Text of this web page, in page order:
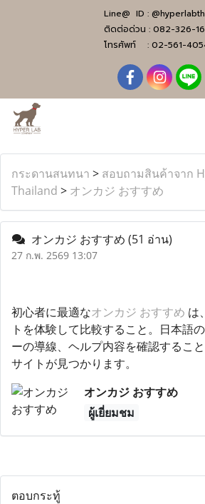
Line@ ID : @hyperlabth
ติดต่อด่วน : 082-326-
โทรศัพท์ : 02-561-
กระดานสนทนา > สอบถามสินค้าจาก
Thailand > オンカジ おすすめ
オンカジ おすすめ (51 อ่าน)
27 ก.พ. 2569 13:07
初心者に最適なオンカジ おすすめ は
トを体験して比較すること。日本語
ーの導線、ヘルプ内容を確認するこ
サイトが見つかります。
オンカジ おすすめ
ผู้เยี่ยมชม
ตอบกระทู้